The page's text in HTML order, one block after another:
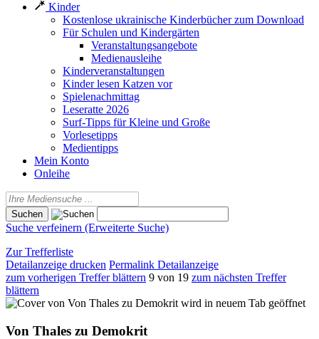
Kinder
Kostenlose ukrainische Kinderbücher zum Download
Für Schulen und Kindergärten
Veranstaltungsangebote
Medienausleihe
Kinderveranstaltungen
Kinder lesen Katzen vor
Spielenachmittag
Leseratte 2026
Surf-Tipps für Kleine und Große
Vorlesetipps
Medientipps
Mein Konto
Onleihe
Suche verfeinern (Erweiterte Suche)
Zur Trefferliste
Detailanzeige drucken Permalink Detailanzeige
zum vorherigen Treffer blättern 9 von 19 zum nächsten Treffer
blättern
wird in neuem Tab geöffnet
Von Thales zu Demokrit